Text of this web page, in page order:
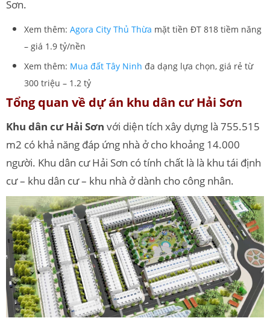
Sơn.
Xem thêm: Agora City Thủ Thừa mặt tiền ĐT 818 tiềm năng
– giá 1.9 tỷ/nền
Xem thêm: Mua đất Tây Ninh đa dạng lựa chọn, giá rẻ từ
300 triệu – 1.2 tỷ
Tổng quan về dự án khu dân cư Hải Sơn
Khu dân cư Hải Sơn với diện tích xây dựng là 755.515
m2 có khả năng đáp ứng nhà ở cho khoảng 14.000
người. Khu dân cư Hải Sơn có tính chất là là khu tái định
cư – khu dân cư – khu nhà ở dành cho công nhân.